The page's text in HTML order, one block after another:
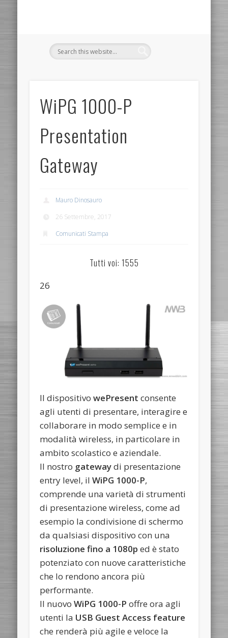
WiPG 1000-P
Presentation
Gateway
Mauro Dinosauro
26 Settembre, 2017
Comunicati Stampa
Tutti voi: 1555
26
Il dispositivowePresent consente
agli utenti di presentare, interagire e
collaborare in modo semplice e in
modalità wireless, in particolare in
ambito scolastico e aziendale.
Il nostro gatewaydi presentazione
entry level, ilWiPG 1000-P,
comprende una varietà di strumenti
di presentazione wireless, come ad
esempio la condivisione di schermo
da qualsiasi dispositivo con una
risoluzione fino a 1080p ed è stato
potenziato con nuove caratteristiche
che lo rendono ancora più
performante.
Il nuovoWiPG 1000-P offre ora agli
utenti la USB Guest Access feature
che renderà più agile e veloce la